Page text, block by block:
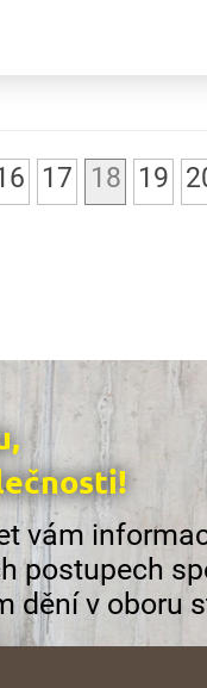
17 18 19
vám
postupech
dění v oboru